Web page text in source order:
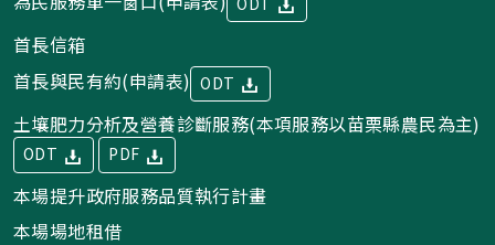
首長信箱
首長與民有約(申請表) ODT
土壤肥力分析及營養診斷服務(本項服務以苗栗縣農民為主)
ODT PDF
本場提升政府服務品質執行計畫
本場場地租借